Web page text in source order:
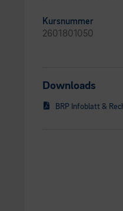
Kursnummer
2601801050
Downloads
BRP Infoblatt &